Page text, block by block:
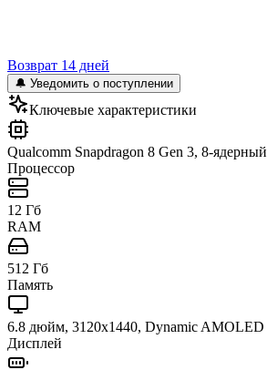
Возврат 14 дней
🔔 Уведомить о поступлении
Ключевые характеристики
Qualcomm Snapdragon 8 Gen 3, 8-ядерный
Процессор
12 Гб
RAM
512 Гб
Память
6.8 дюйм, 3120x1440, Dynamic AMOLED
Дисплей